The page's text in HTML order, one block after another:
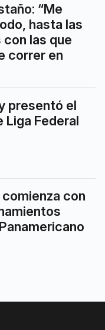
“Me
hasta las
las que
correr en
presentó el
Liga Federal
con